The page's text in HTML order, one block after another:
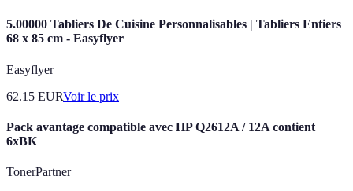
5.00000 Tabliers De Cuisine Personnalisables | Tabliers Entiers
68 x 85 cm - Easyflyer
Easyflyer
62.15 EURVoir le prix
Pack avantage compatible avec HP Q2612A / 12A contient
6xBK
TonerPartner